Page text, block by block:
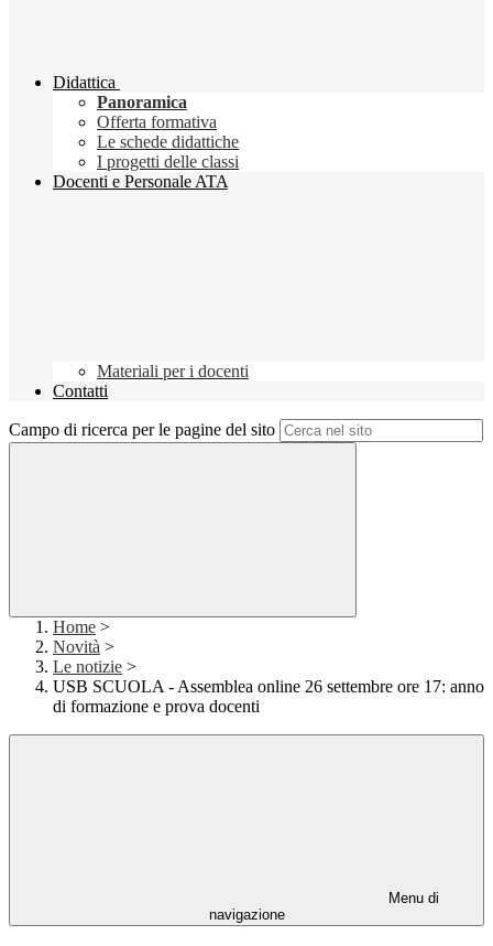
Didattica
Panoramica
Offerta formativa
Le schede didattiche
I progetti delle classi
Docenti e Personale ATA
Materiali per i docenti
Contatti
Campo di ricerca per le pagine del sito
Home >
Novità >
Le notizie >
USB SCUOLA - Assemblea online 26 settembre ore 17: anno
di formazione e prova docenti
Menu di
navigazione